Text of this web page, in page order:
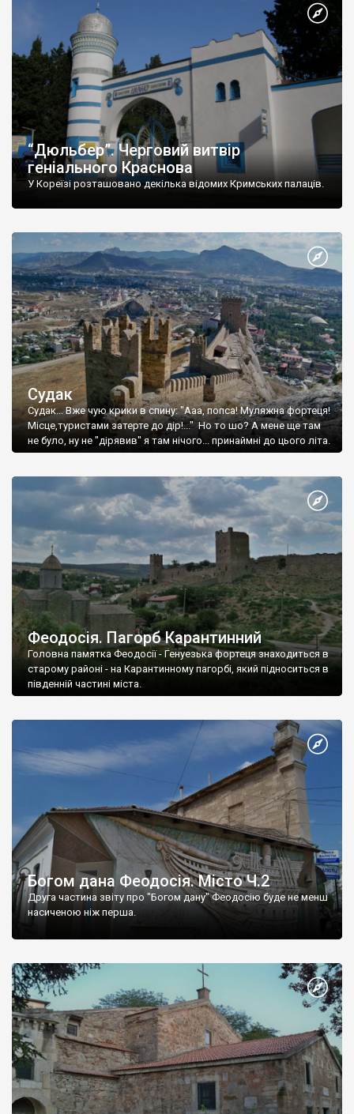
“Дюльбер”. Черговий витвір
геніального Краснова
У Кореїзі розташовано декілька відомих Кримських палаців.
Судак
Судак... Вже чую крики в спину: "Ааа, попса! Муляжна фортеця!
Місце,туристами затерте до дір!..." Но то шо? А мене ще там
не було, ну не "дірявив" я там нічого... принаймні до цього літа.
Феодосія. Пагорб Карантинний
Головна памятка Феодосії - Генуезька фортеця знаходиться в
старому районі - на Карантинному пагорбі, який підноситься в
південній частині міста.
Богом дана Феодосія. Місто Ч.2
Друга частина звіту про "Богом дану" Феодосію буде не менш
насиченою ніж перша.